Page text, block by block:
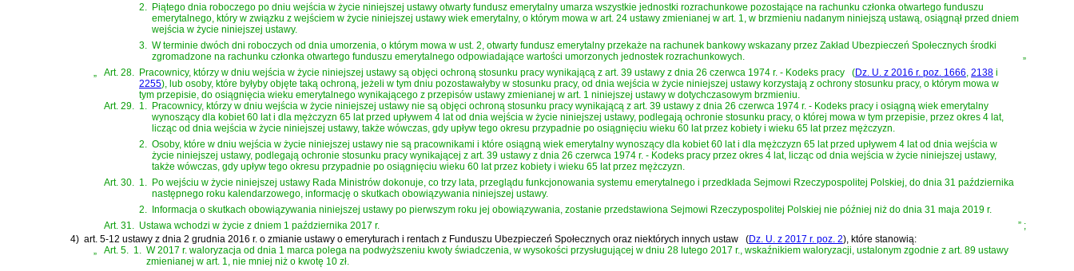
2. Piątego dnia roboczego po dniu wejścia w życie niniejszej ustawy otwarty fundusz emerytalny umarza wszystkie jednostki rozrachunkowe pozostające na rachunku członka otwartego funduszu
emerytalnego, który w związku z wejściem w życie niniejszej ustawy wiek emerytalny, o którym mowa w art. 24 ustawy zmienianej w art. 1, w brzmieniu nadanym niniejszą ustawą, osiągnął przed dniem
wejścia w życie niniejszej ustawy.
3. W terminie dwóch dni roboczych od dnia umorzenia, o którym mowa w ust. 2, otwarty fundusz emerytalny przekaże na rachunek bankowy wskazany przez Zakład Ubezpieczeń Społecznych środki
zgromadzone na rachunku członka otwartego funduszu emerytalnego odpowiadające wartości umorzonych jednostek rozrachunkowych.
”
„
Art. 28. Pracownicy, którzy w dniu wejścia w życie niniejszej ustawy są objęci ochroną stosunku pracy wynikającą z art. 39 ustawy z dnia 26 czerwca 1974 r. - Kodeks pracy (Dz. U. z 2016 r. poz. 1666, 2138 i
2255), lub osoby, które byłyby objęte taką ochroną, jeżeli w tym dniu pozostawałyby w stosunku pracy, od dnia wejścia w życie niniejszej ustawy korzystają z ochrony stosunku pracy, o którym mowa w
tym przepisie, do osiągnięcia wieku emerytalnego wynikającego z przepisów ustawy zmienianej w art. 1 niniejszej ustawy w dotychczasowym brzmieniu.
Art. 29. 1. Pracownicy, którzy w dniu wejścia w życie niniejszej ustawy nie są objęci ochroną stosunku pracy wynikającą z art. 39 ustawy z dnia 26 czerwca 1974 r. - Kodeks pracy i osiągną wiek emerytalny
wynoszący dla kobiet 60 lat i dla mężczyzn 65 lat przed upływem 4 lat od dnia wejścia w życie niniejszej ustawy, podlegają ochronie stosunku pracy, o której mowa w tym przepisie, przez okres 4 lat,
licząc od dnia wejścia w życie niniejszej ustawy, także wówczas, gdy upływ tego okresu przypadnie po osiągnięciu wieku 60 lat przez kobiety i wieku 65 lat przez mężczyzn.
2. Osoby, które w dniu wejścia w życie niniejszej ustawy nie są pracownikami i które osiągną wiek emerytalny wynoszący dla kobiet 60 lat i dla mężczyzn 65 lat przed upływem 4 lat od dnia wejścia w
życie niniejszej ustawy, podlegają ochronie stosunku pracy wynikającej z art. 39 ustawy z dnia 26 czerwca 1974 r. - Kodeks pracy przez okres 4 lat, licząc od dnia wejścia w życie niniejszej ustawy,
także wówczas, gdy upływ tego okresu przypadnie po osiągnięciu wieku 60 lat przez kobiety i wieku 65 lat przez mężczyzn.
Art. 30. 1. Po wejściu w życie niniejszej ustawy Rada Ministrów dokonuje, co trzy lata, przeglądu funkcjonowania systemu emerytalnego i przedkłada Sejmowi Rzeczypospolitej Polskiej, do dnia 31 października
następnego roku kalendarzowego, informację o skutkach obowiązywania niniejszej ustawy.
2. Informacja o skutkach obowiązywania niniejszej ustawy po pierwszym roku jej obowiązywania, zostanie przedstawiona Sejmowi Rzeczypospolitej Polskiej nie później niż do dnia 31 maja 2019 r.
Art. 31. Ustawa wchodzi w życie z dniem 1 października 2017 r. ” ;
4) art. 5-12 ustawy z dnia 2 grudnia 2016 r. o zmianie ustawy o emeryturach i rentach z Funduszu Ubezpieczeń Społecznych oraz niektórych innych ustaw (Dz. U. z 2017 r. poz. 2), które stanowią:
„
Art. 5. 1. W 2017 r. waloryzacja od dnia 1 marca polega na podwyższeniu kwoty świadczenia, w wysokości przysługującej w dniu 28 lutego 2017 r., wskaźnikiem waloryzacji, ustalonym zgodnie z art. 89 ustawy
zmienianej w art. 1, nie mniej niż o kwotę 10 zł.